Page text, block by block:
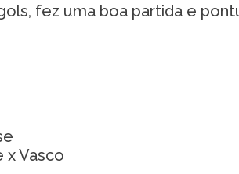
fez uma boa partida e
x Vasco